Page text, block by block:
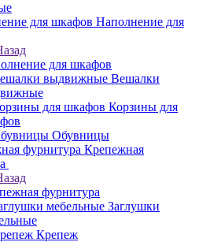
Наполнение для
для шкафов
Вешалки
Корзины для
Обувницы
Крепежная
фурнитура
Заглушки
Крепеж